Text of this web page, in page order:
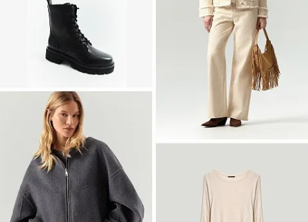
Блузка B3316/sanvito
SALE
Войти